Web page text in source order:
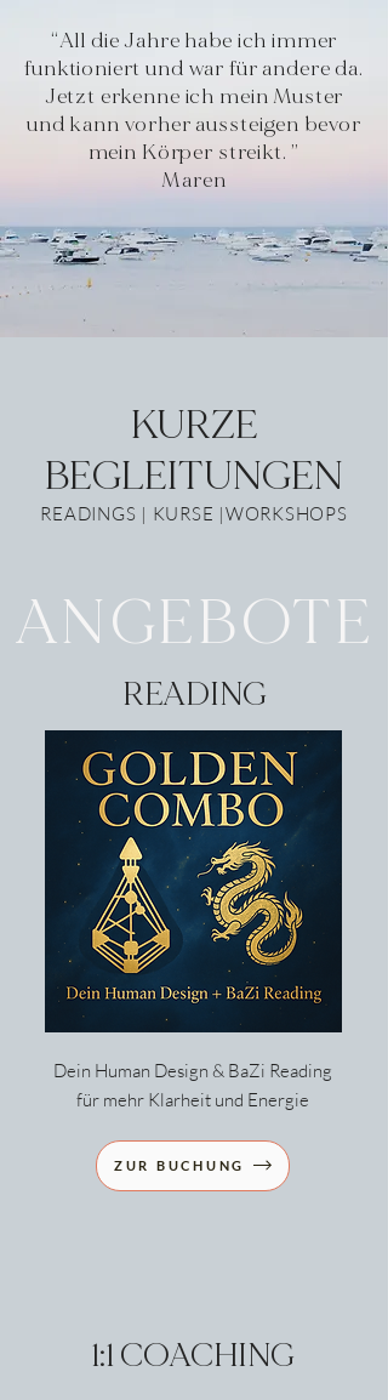
“All die Jahre habe ich immer
funktioniert und war für andere da.
Jetzt erkenne ich mein Muster
und kann vorher aussteigen bevor
mein Körper streikt. ”
Maren
KURZE
BEGLEITUNGEN
READINGS | KURSE |WORKSHOPS
Dein Human Design & BaZi Reading
für mehr Klarheit und Energie
ZUR BUCHUNG
READING
ANGEBOTE
1:1 COACHING